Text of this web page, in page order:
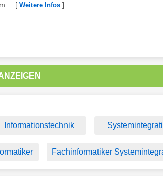
...
[ Weitere Infos ]
Informationstechnik
Fachinformatiker